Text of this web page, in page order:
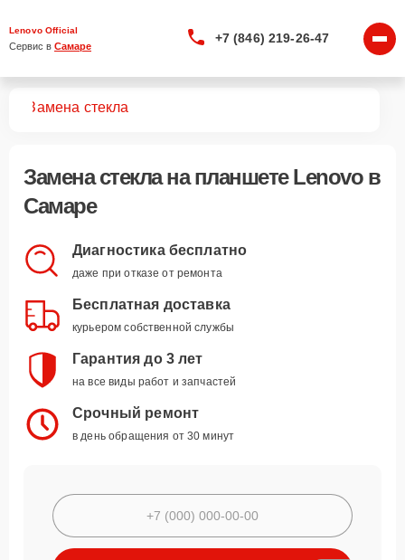
Lenovo Official
Сервис в Самаре
+7 (846) 219-26-47
Замена стекла
Замена стеклана планшете Lenovo в
Самаре
Диагностика бесплатно
даже при отказе от ремонта
Бесплатная доставка
курьером собственной службы
Гарантия до 3 лет
на все виды работ и запчастей
Срочный ремонт
в день обращения от 30 минут